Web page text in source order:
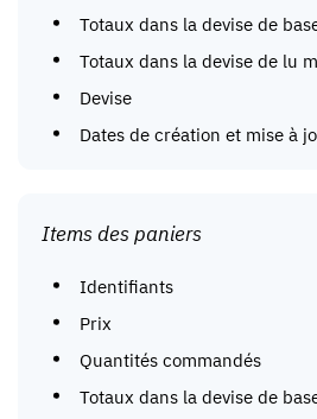
Totaux dans la devise de
Totaux dans la devise de lu
Devise
Dates de création et mise à
Items des paniers
Identifiants
Prix
Quantités commandés
Totaux dans la devise de